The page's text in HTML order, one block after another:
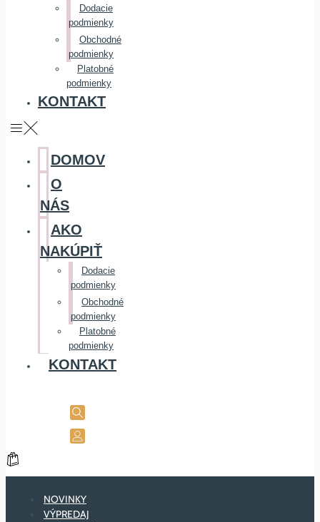
Dodacie
podmienky
Obchodné
podmienky
Platobné
podmienky
KONTAKT
DOMOV
O
NÁS
AKO
NAKÚPIŤ
Dodacie
podmienky
Obchodné
podmienky
Platobné
podmienky
KONTAKT
NOVINKY
VÝPREDAJ